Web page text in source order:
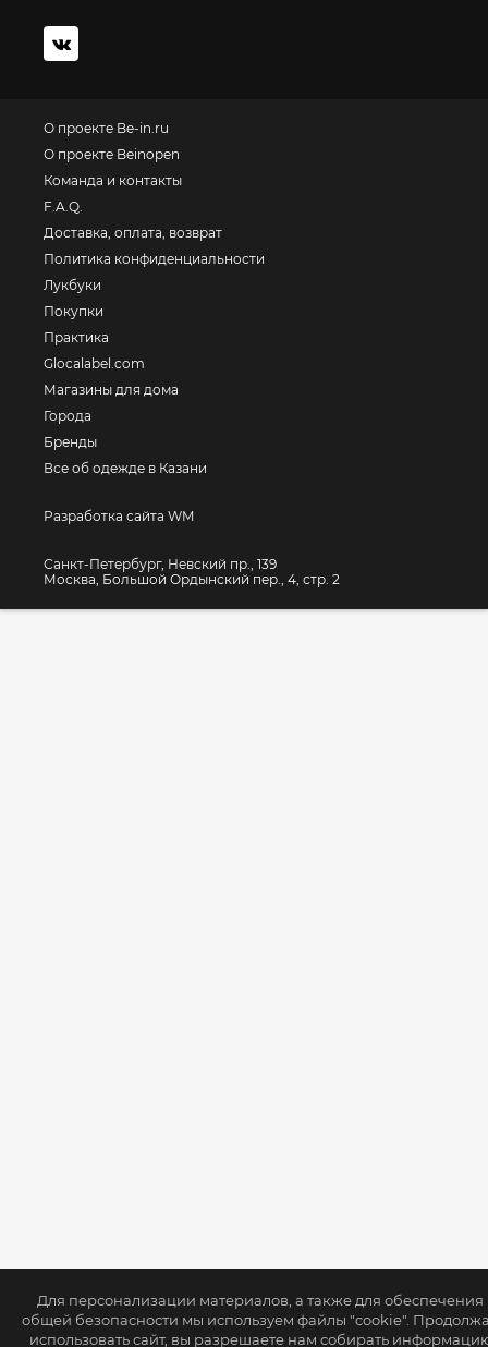
Для персонализации материалов, а также для обеспечения
общей безопасности мы используем файлы "cookie".
использовать сайт, вы разрешаете нам собирать
О проекте Be-in.ru
О проекте Beinopen
Команда и контакты
F.A.Q.
Доставка, оплата, возврат
Политика конфиденциальности
Лукбуки
Покупки
Практика
Glocalabel.com
Магазины для дома
Города
Бренды
Все об одежде в Казани
Разработка сайта WM
Санкт-Петербург, Невский пр., 139
Москва, Большой Ордынский пер., 4, стр. 2